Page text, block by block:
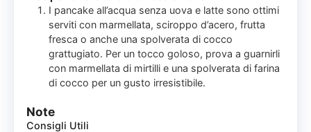
I pancake all’acqua senza uova e latte sono ottimi
serviti con marmellata, sciroppo d’acero, frutta
fresca o anche una spolverata di cocco
grattugiato. Per un tocco goloso, prova a guarnirli
con marmellata di mirtilli e una spolverata di farina
di cocco per un gusto irresistibile.
Note
Consigli Utili